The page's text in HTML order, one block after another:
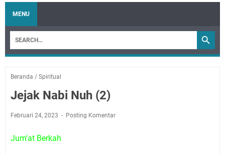
MENU
Beranda / Spiritual
Jejak Nabi Nuh (2)
Februari 24, 2023 Posting Komentar
Jum'at Berkah